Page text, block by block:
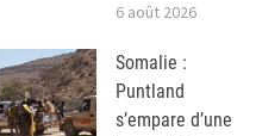
6 août 2026
Somalie :
Puntland
s’empare d’une